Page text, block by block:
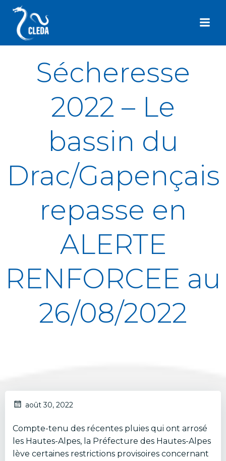
Sécheresse
2022 – Le
bassin du
Drac/Gapençais
repasse en
ALERTE
RENFORCEE au
26/08/2022
août 30, 2022
Compte-tenu des récentes pluies qui ont arrosé
les Hautes-Alpes, la Préfecture des Hautes-Alpes
lève certaines restrictions provisoires concernant